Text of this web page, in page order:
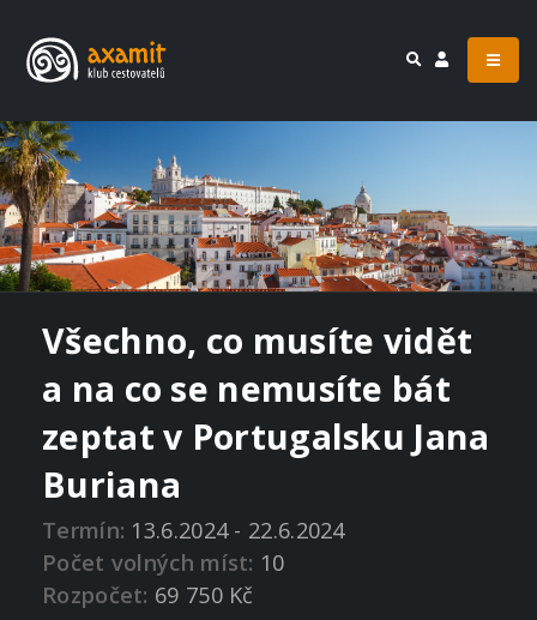
Všechno, co musíte vidět
a na co se nemusíte bát
zeptat v Portugalsku Jana
Buriana
Termín: 13.6.2024 - 22.6.2024
Počet volných míst: 10
Rozpočet: 69 750 Kč